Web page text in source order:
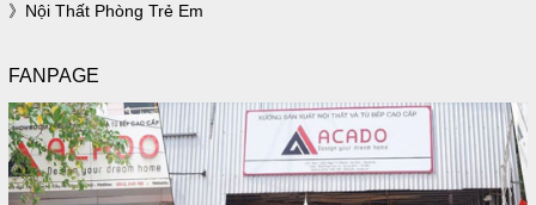
Nội Thất Phòng Trẻ Em
FANPAGE